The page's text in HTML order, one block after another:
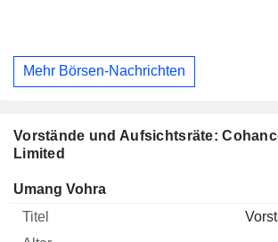
Mehr Börsen-Nachrichten
Vorstände und Aufsichtsräte:
Limited
Manager Titel
Umang Vohra